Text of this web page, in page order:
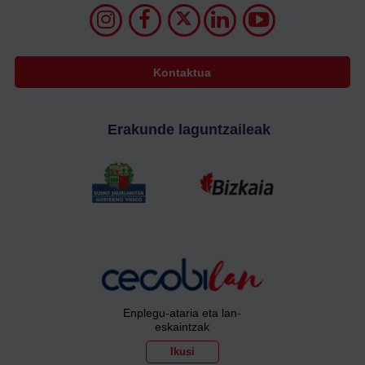
Kontaktua
Erakunde laguntzaileak
Enplegu-ataria eta lan-
eskaintzak
Ikusi